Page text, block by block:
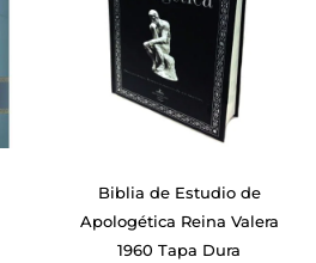
Biblia de Estudio de
Apologética Reina Valera
1960 Tapa Dura